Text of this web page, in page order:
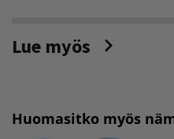
Lue myös